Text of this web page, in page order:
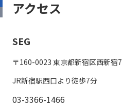
アクセス
SEG
〒160-0023 東京都新宿区西新宿
JR新宿駅西口より徒歩7分
03-3366-1466